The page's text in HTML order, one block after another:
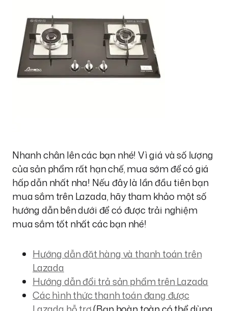
Nhanh chân lên các bạn nhé! Vì giá và số lượng
của sản phẩm rất hạn chế, mua sớm để có giá
hấp dẫn nhất nha! Nếu đây là lần đầu tiên bạn
mua sắm trên Lazada, hãy tham khảo một số
hướng dẫn bên dưới để có được trải nghiệm
mua sắm tốt nhất các bạn nhé!
Hướng dẫn đặt hàng và thanh toán trên
Lazada
Hướng dẫn đổi trả sản phẩm trên Lazada
Các hình thức thanh toán đang được